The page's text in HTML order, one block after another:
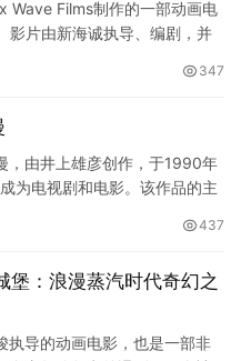
Wave Films制作的一部动画电
影片由新海诚执导、编剧，并
347
，由井上雄彦创作，于1990年
为电视剧和电影。该作品的主
437
堡：浪漫蒸汽时代奇幻之
执导的动画电影，也是一部非